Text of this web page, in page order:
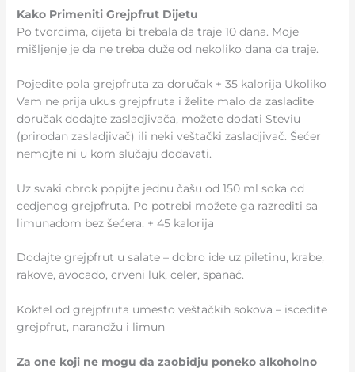
Kako Primeniti Grejpfrut Dijetu
Po tvorcima, dijeta bi trebala da traje 10 dana. Moje
mišljenje je da ne treba duže od nekoliko dana da traje.
Pojedite pola grejpfruta za doručak + 35 kalorija Ukoliko
Vam ne prija ukus grejpfruta i želite malo da zasladite
doručak dodajte zasladjivača, možete dodati Steviu
(prirodan zasladjivač) ili neki veštački zasladjivač. Šećer
nemojte ni u kom slučaju dodavati.
Uz svaki obrok popijte jednu čašu od 150 ml soka od
cedjenog grejpfruta. Po potrebi možete ga razrediti sa
limunadom bez šećera. + 45 kalorija
Dodajte grejpfrut u salate – dobro ide uz piletinu, krabe,
rakove, avocado, crveni luk, celer, spanać.
Koktel od grejpfruta umesto veštačkih sokova – iscedite
grejpfrut, narandžu i limun
Za one koji ne mogu da zaobidju poneko alkoholno